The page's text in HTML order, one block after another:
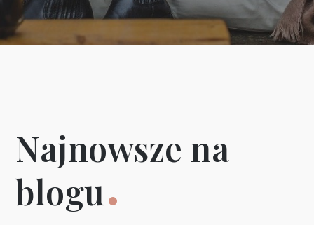
Najnowsze na
blogu